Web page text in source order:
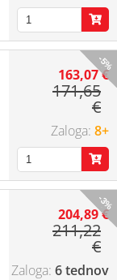
-5%
163,07 €
171,65
€
8+
-3%
204,89 €
211,22
€
6 tednov